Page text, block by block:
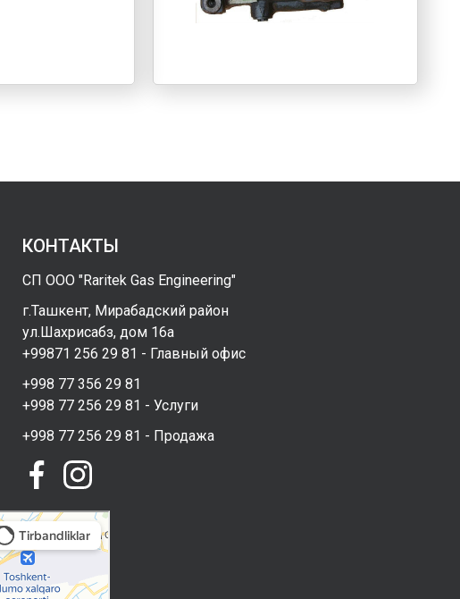
КОНТАКТЫ
СП ООО "Raritek Gas Engineering"
г.Ташкент, Мирабадский район
ул.Шахрисабз, дом 16а
+99871 256 29 81 - Главный офис
+998 77 356 29 81
+998 77 256 29 81 - Услуги
+998 77 256 29 81 - Продажа